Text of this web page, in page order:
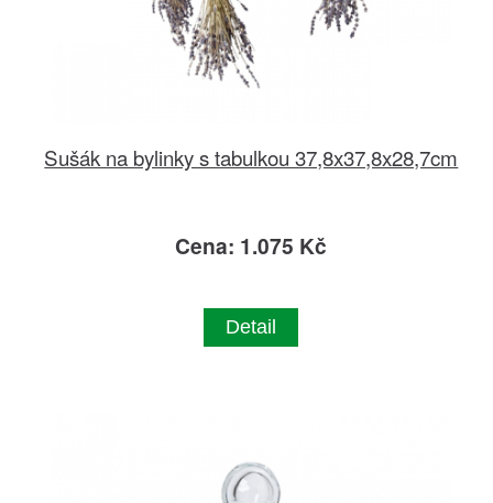
Sušák na bylinky s tabulkou 37,8x37,8x28,7cm
Cena: 1.075 Kč
Detail